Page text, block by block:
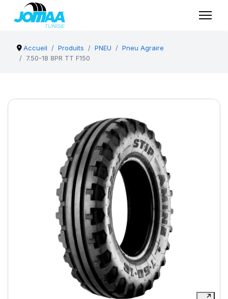
Accueil Produits PNEU
Pneu Agraire
7.50-18 8PR TT F150